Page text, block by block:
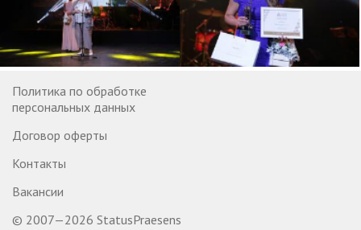
Политика по обработке
персональных данных
Договор оферты
Контакты
Вакансии
© 2007—2026 StatusPraesens